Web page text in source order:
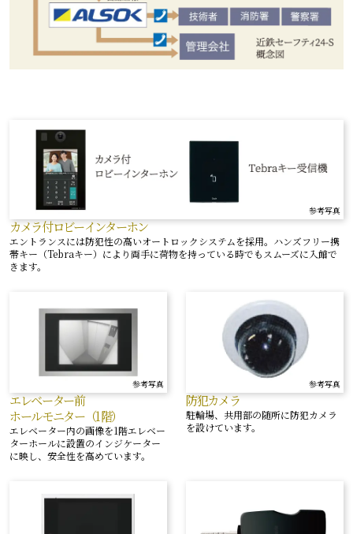
参考写真
カメラ付ロビーインターホン
エントランスには防犯性の高いオートロックシステムを採用。ハンズフリー携
帯キー（Tebraキー）により両手に荷物を持っている時でもスムーズに入館で
きます。
参考写真
エレベーター前
ホールモニター（1階）
エレベーター内の画像を1階エレベー
ターホールに設置のインジケーター
に映し、安全性を高めています。
参考写真
防犯カメラ
駐輪場、共用部の随所に防犯カメラ
を設けています。